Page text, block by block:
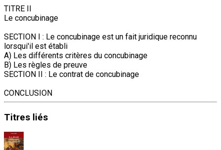
TITRE II
Le concubinage
SECTION I : Le concubinage est un fait juridique reconnu
lorsqui'il est établi
A) Les différents critères du concubinage
B) Les règles de preuve
SECTION II : Le contrat de concubinage
CONCLUSION
Titres liés